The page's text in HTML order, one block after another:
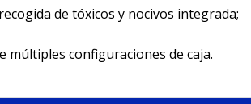
de tóxicos y nocivos integrada;
múltiples configuraciones de caja.